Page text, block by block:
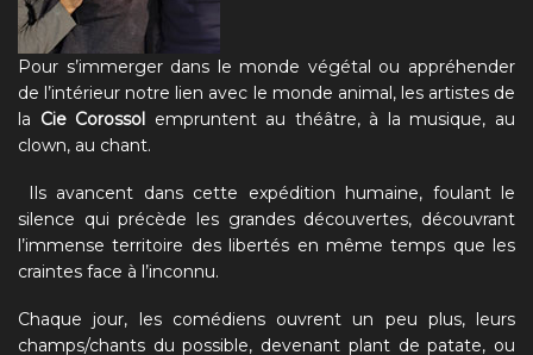
Pour s’immerger dans le monde végétal ou appréhender
de l’intérieur notre lien avec le monde animal, les artistes de
la Cie Corossol empruntent au théâtre, à la musique, au
clown, au chant.
Ils avancent dans cette expédition humaine, foulant le
silence qui précède les grandes découvertes, découvrant
l’immense territoire des libertés en même temps que les
craintes face à l’inconnu.
Chaque jour, les comédiens ouvrent un peu plus, leurs
champs/chants du possible, devenant plant de patate, ou